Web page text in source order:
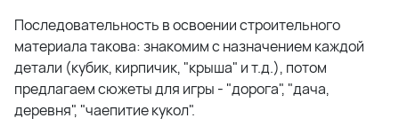
Последовательность в освоении строительного
материала такова: знакомим с назначением каждой
детали (кубик, кирпичик, "крыша" и т.д.), потом
предлагаем сюжеты для игры - "дорога", "дача,
деревня", "чаепитие кукол".